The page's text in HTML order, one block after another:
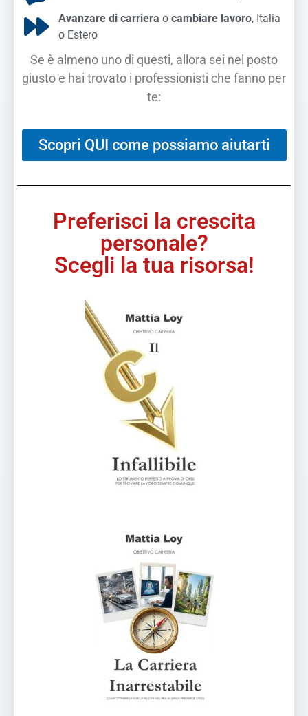
Avanzare di carriera o cambiare lavoro, Italia
o Estero
Se è almeno uno di questi, allora sei nel posto
giusto e hai trovato i professionisti che fanno per
te:
Scopri QUI come possiamo aiutarti
Preferisci la crescita
personale?
Scegli la tua risorsa!